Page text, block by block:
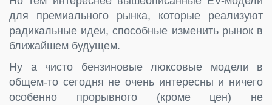
для премиального рынка, которые реализуют
радикальные идеи, способные изменить рынок в
ближайшем будущем.
Ну а чисто бензиновые люксовые модели в
общем-то сегодня не очень интересны и ничего
особенно прорывного (кроме цен) не